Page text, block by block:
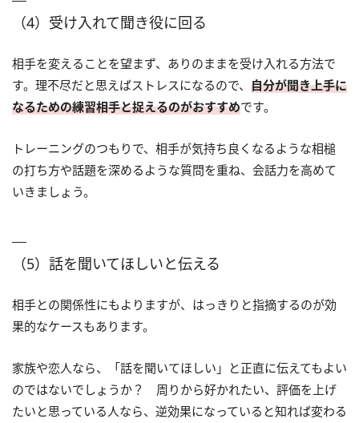
（4）受け入れて聞き役に回る
相手を変えることを望まず、ありのままを受け入れる方法で
す。理不尽だと思えばストレスになるので、 自分が聞き上手に
なるための練習相手と捉えるのがおすすめです。
トレーニングのつもりで、相手が気持ち良くなるような相槌
の打ち方や話題を深めるような質問を重ね、会話力を高めて
いきましょう。
（5）話を聞いてほしいと伝える
相手との関係性にもよりますが、はっきりと指摘するのが効
果的なケースもあります。
家族や恋人なら、「話を聞いてほしい」と正直に伝えてもよい
のではないでしょうか？ 周りから好かれたい、評価を上げ
たいと思っている人なら、逆効果になっていると知れば変わる